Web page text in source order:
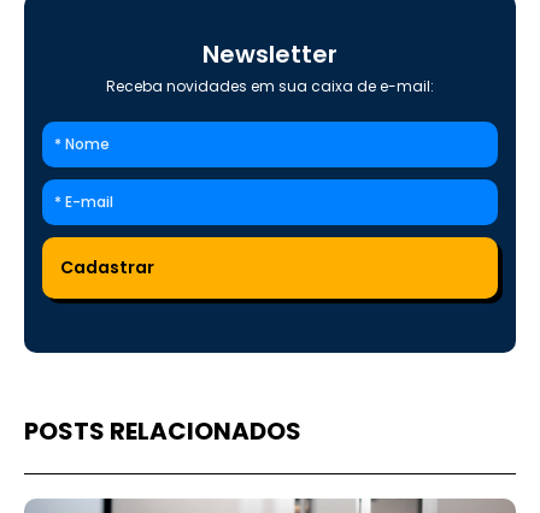
Newsletter
Receba novidades em sua caixa de e-mail:
POSTS RELACIONADOS